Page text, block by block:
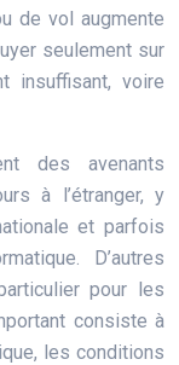
de vol augmente
seulement sur
insuffisant, voire
des avenants
à l’étranger, y
et parfois
D’autres
pour les
consiste à
les conditions